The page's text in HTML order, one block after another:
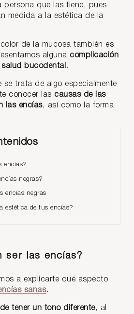
persona que las tiene, pues
medida a la estética de la
de la mucosa también es
alguna complicación
bucodental.
se trata de algo especialmente
conocer las causas de las
las encías, así como la forma
encías?
negras?
encías negras
estética de tus encías?
ser las encías?
a explicarte qué aspecto
sanas.
tener un tono diferente, al